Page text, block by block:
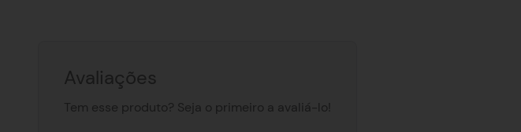
Avaliações
Tem esse produto? Seja o primeiro a avaliá-lo!